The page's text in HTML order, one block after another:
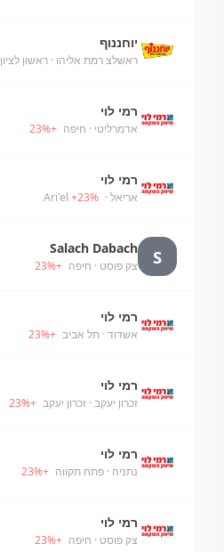
יוחננוף
ראשלצ רמת אליהו · ראשון לציון
רמי לוי
אדמרליטי · חיפה +
23%
רמי לוי
אריאל · Ari'el
+23%
S
Salach Dabach
צק פוסט · חיפה +
23%
רמי לוי
אשדוד · תל אביב +
23%
רמי לוי
זכרון יעקב · זכרון יעקב +
23%
רמי לוי
נתניה · פתח תקווה +
23%
רמי לוי
צק פוסט · חיפה +
23%